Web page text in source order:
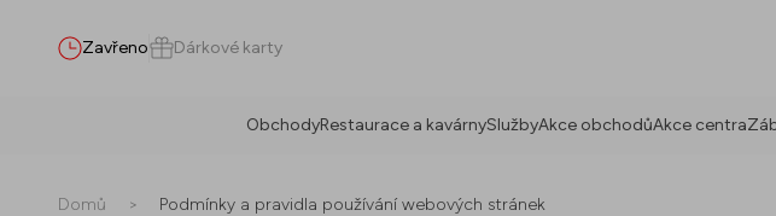
Zavřeno Dárkové karty
ObchodyRestaurace a kavárnySlužbyAkce obchodůAkce centra
Domů > Podmínky a pravidla používání webových stránek